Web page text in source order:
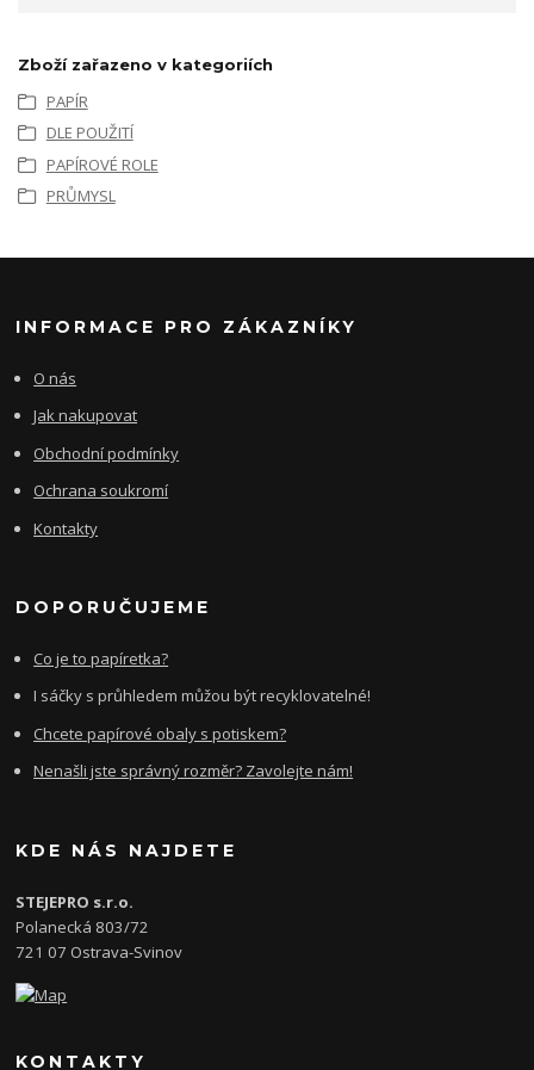
Zboží zařazeno v kategoriích
PAPÍR
DLE POUŽITÍ
PAPÍROVÉ ROLE
PRŮMYSL
INFORMACE PRO ZÁKAZNÍKY
O nás
Jak nakupovat
Obchodní podmínky
Ochrana soukromí
Kontakty
DOPORUČUJEME
Co je to papíretka?
I sáčky s průhledem můžou být recyklovatelné!
Chcete papírové obaly s potiskem?
Nenašli jste správný rozměr? Zavolejte nám!
KDE NÁS NAJDETE
STEJEPRO s.r.o.
Polanecká 803/72
721 07 Ostrava-Svinov
KONTAKTY